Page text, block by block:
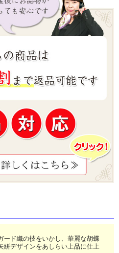
ード織の技をいかし、華麗な胡蝶
絣デザインをあしらい上品に仕上